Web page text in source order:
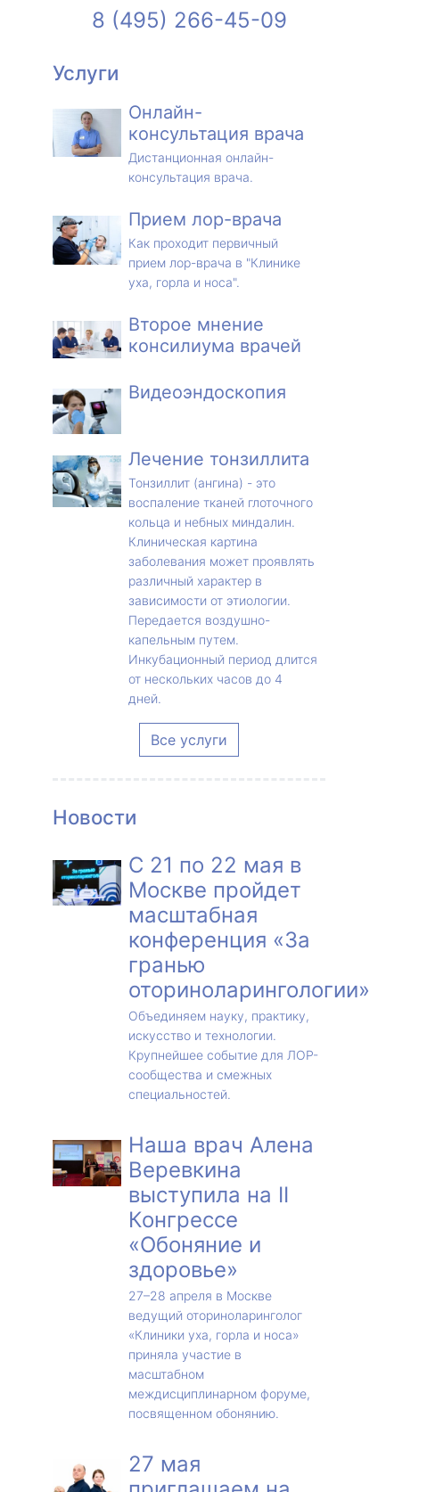
8 (495) 266-45-09
Услуги
Онлайн-
консультация врача
Дистанционная онлайн-
консультация врача.
Прием лор-врача
Как проходит первичный
прием лор-врача в "Клинике
уха, горла и носа".
Второе мнение
консилиума врачей
Видеоэндоскопия
Лечение тонзиллита
Тонзиллит (ангина) - это
воспаление тканей глоточного
кольца и небных миндалин.
Клиническая картина
заболевания может проявлять
различный характер в
зависимости от этиологии.
Передается воздушно-
капельным путем.
Инкубационный период длится
от нескольких часов до 4
дней.
Все услуги
Новости
С 21 по 22 мая в
Москве пройдет
масштабная
конференция «За
гранью
оториноларингологии»
Объединяем науку, практику,
искусство и технологии.
Крупнейшее событие для ЛОР-
сообщества и смежных
специальностей.
Наша врач Алена
Веревкина
выступила на II
Конгрессе
«Обоняние и
здоровье»
27–28 апреля в Москве
ведущий оториноларинголог
«Клиники уха, горла и носа»
приняла участие в
масштабном
междисциплинарном форуме,
посвященном обонянию.
27 мая